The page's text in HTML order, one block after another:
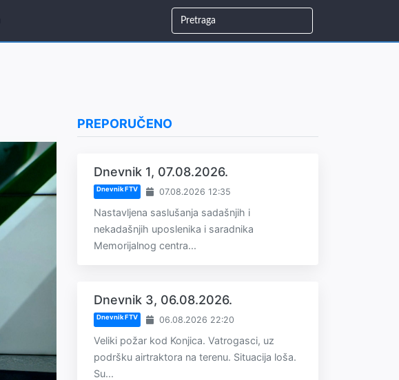
PREPORUČENO
Dnevnik 1, 07.08.2026.
Dnevnik FTV 07.08.2026 12:35
Nastavljena saslušanja sadašnjih i
nekadašnjih uposlenika i saradnika
Memorijalnog centra...
Dnevnik 3, 06.08.2026.
Dnevnik FTV 06.08.2026 22:20
Veliki požar kod Konjica. Vatrogasci, uz
podršku airtraktora na terenu. Situacija loša.
Su...